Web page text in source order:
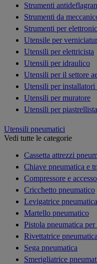
Strumenti
Strumenti da
Strumenti per
Utensile per
Utensili per elettricista
Utensili per idraulico
Utensili per il settore
Utensili per
Utensili per muratore
Utensili per piastrellista
Utensili pneumatici
Vedi tutte le categorie
Cassetta attrezzi
Chiave pneumatica e
Compressore e
Cricchetto pneumatico
Levigatrice pneumatica
Martello pneumatico
Pistola pneumatica
Rivettatrice pneumatica
Sega pneumatica
Smerigliatrice